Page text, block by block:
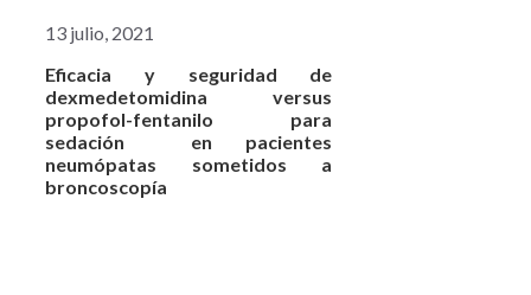
13 julio, 2021
Eficacia y seguridad de
dexmedetomidina versus
propofol-fentanilo para
sedación en pacientes
neumópatas sometidos a
broncoscopía